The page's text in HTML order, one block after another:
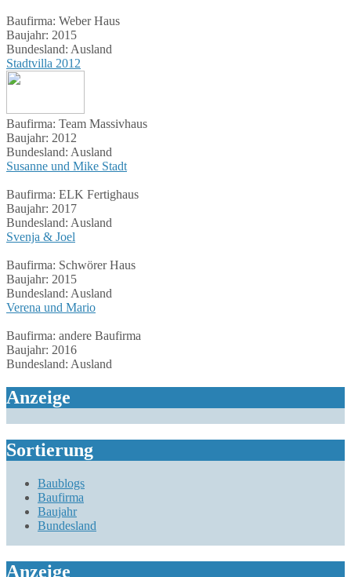
Baufirma: Weber Haus
Baujahr: 2015
Bundesland: Ausland
Stadtvilla 2012
Baufirma: Team Massivhaus
Baujahr: 2012
Bundesland: Ausland
Susanne und Mike Stadt
Baufirma: ELK Fertighaus
Baujahr: 2017
Bundesland: Ausland
Svenja & Joel
Baufirma: Schwörer Haus
Baujahr: 2015
Bundesland: Ausland
Verena und Mario
Baufirma: andere Baufirma
Baujahr: 2016
Bundesland: Ausland
Anzeige
Sortierung
Baublogs
Baufirma
Baujahr
Bundesland
Anzeige